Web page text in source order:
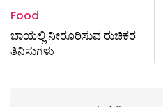
Food
ಬಾಯಲ್ಲಿ ನೀರೂರಿಸುವ ರುಚಿಕರ
ತಿನಿಸುಗಳು